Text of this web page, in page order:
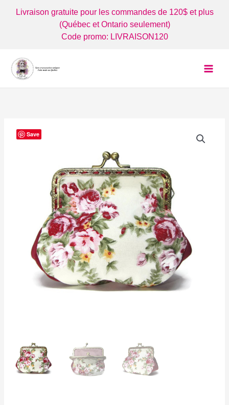
Livraison gratuite pour les commandes de 120$ et plus
(Québec et Ontario seulement)
Code promo: LIVRAISON120
Save